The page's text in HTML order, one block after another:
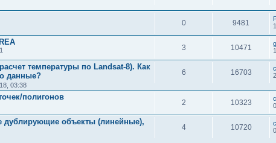
0 9481
3 10471
температуры по Landsat-8). Как
данные?
03:38
6 16703
полигонов
2 10323
дублирующие объекты (линейные),
4 10720